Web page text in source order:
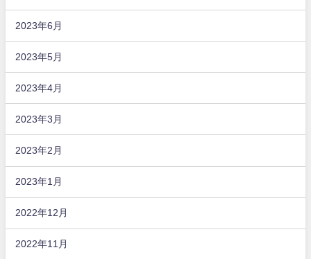
2023年6月
2023年5月
2023年4月
2023年3月
2023年2月
2023年1月
2022年12月
2022年11月